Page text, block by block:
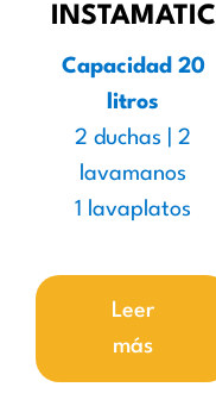
INSTAMATIC
Capacidad 20
litros
2 duchas | 2
lavamanos
1 lavaplatos
Leer
más